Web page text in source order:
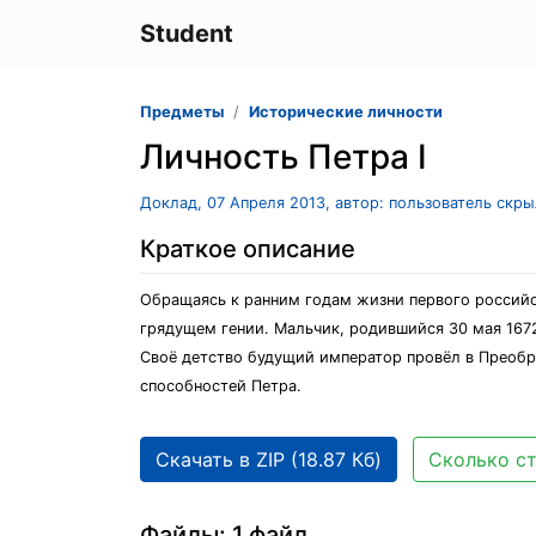
Student
Предметы Исторические личности
Личность Петра I
Доклад, 07 Апреля 2013, автор: пользователь
Краткое описание
Обращаясь к ранним годам жизни первого
грядущем гении. Мальчик, родившийся 30 мая
Своё детство будущий император провёл в
способностей Петра.
Скачать в ZIP (18.87 Кб) Сколько